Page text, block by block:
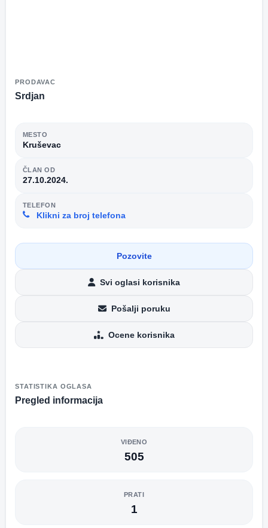
PRODAVAC
Srdjan
MESTO
Kruševac
ČLAN OD
27.10.2024.
TELEFON
Klikni za broj telefona
Pozovite
Svi oglasi korisnika
Pošalji poruku
Ocene korisnika
STATISTIKA OGLASA
Pregled informacija
VIĐENO
505
PRATI
1